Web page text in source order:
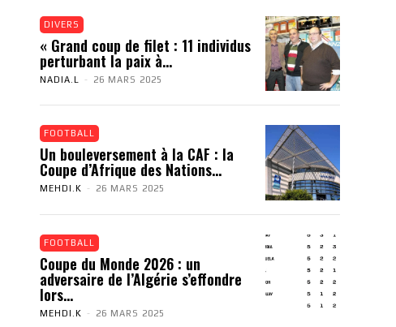
DIVERS
« Grand coup de filet : 11 individus
perturbant la paix à...
NADIA.L - 26 MARS 2025
FOOTBALL
Un bouleversement à la CAF : la
Coupe d’Afrique des Nations...
MEHDI.K - 26 MARS 2025
FOOTBALL
Coupe du Monde 2026 : un
adversaire de l’Algérie s’effondre
lors...
MEHDI.K - 26 MARS 2025